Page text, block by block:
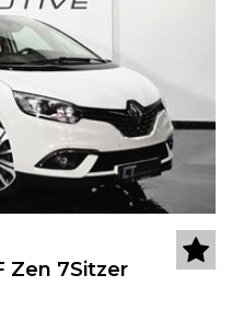
Zen 7Sitzer